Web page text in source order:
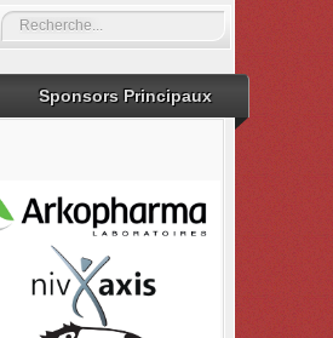
Rechercher
Sponsors Principaux